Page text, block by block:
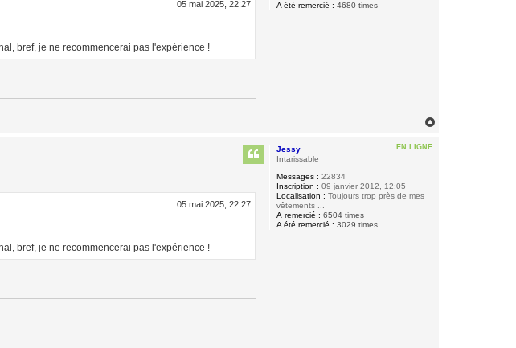
A été remercié : 4680 times
05 mai 2025, 22:27
bref, je ne recommencerai pas l'expérience !
EN LIGNE
Jessy
Intarissable
Messages : 22834
Inscription : 09 janvier 2012, 12:05
Localisation : Toujours trop près de mes
vêtements ...
A remercié : 6504 times
A été remercié : 3029 times
05 mai 2025, 22:27
bref, je ne recommencerai pas l'expérience !